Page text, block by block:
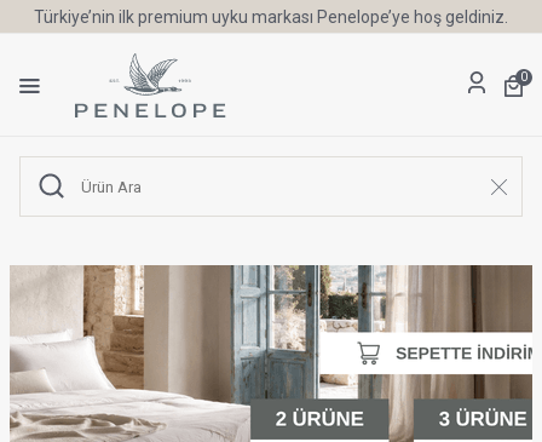
Türkiye’nin ilk premium uyku markası Penelope’ye hoş geldiniz.
0